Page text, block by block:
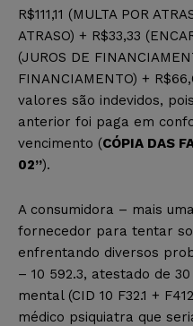
R$111,11 (MULTA POR
ATRASO) + R$33,33
(JUROS DE
FINANCIAMENTO) +
valores são indevidos,
anterior foi paga em
vencimento (CÓPIA DAS
02”).
A consumidora – mais
fornecedor para tentar
enfrentando diversos
– 10 592.3, atestado de
mental (CID 10 F32.1 +
médico psiquiatra que